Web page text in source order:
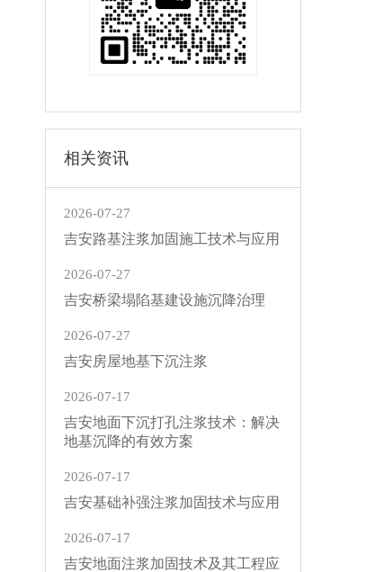
相关资讯
2026-07-27
吉安路基注浆加固施工技术与应用
2026-07-27
吉安桥梁塌陷基建设施沉降治理
2026-07-27
吉安房屋地基下沉注浆
2026-07-17
吉安地面下沉打孔注浆技术：解决
地基沉降的有效方案
2026-07-17
吉安基础补强注浆加固技术与应用
2026-07-17
吉安地面注浆加固技术及其工程应